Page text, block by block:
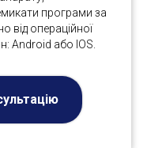
програми за
операційної
Android або IOS.